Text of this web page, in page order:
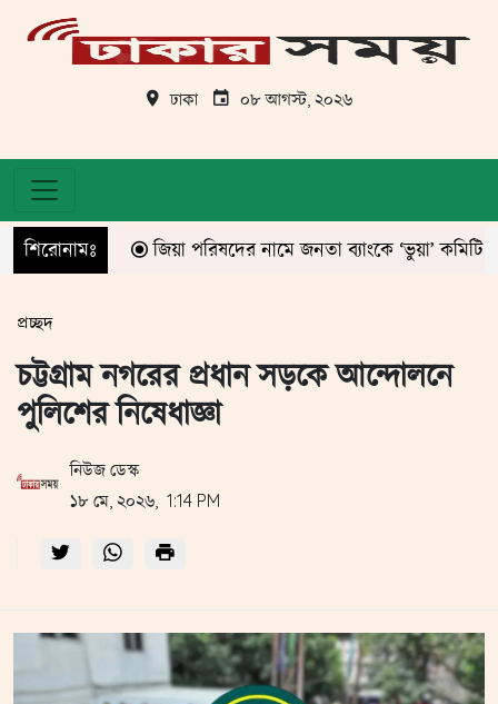
ঢাকা ০৮ আগস্ট, ২০২৬
শিরোনামঃ জিয়া পরিষদের নামে জনতা ব্যাংকে ‘ভুয়া’ কমিটি ঘোষণা!
প্রচ্ছদ
চট্টগ্রাম নগরের প্রধান সড়কে আন্দোলনে
পুলিশের নিষেধাজ্ঞা
নিউজ ডেস্ক
১৮ মে, ২০২৬, 1:14 PM